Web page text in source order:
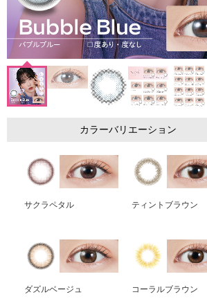
カラーバリエーション
サクラペタル ティントブラウン
ダズルベージュ コーラルブラウン